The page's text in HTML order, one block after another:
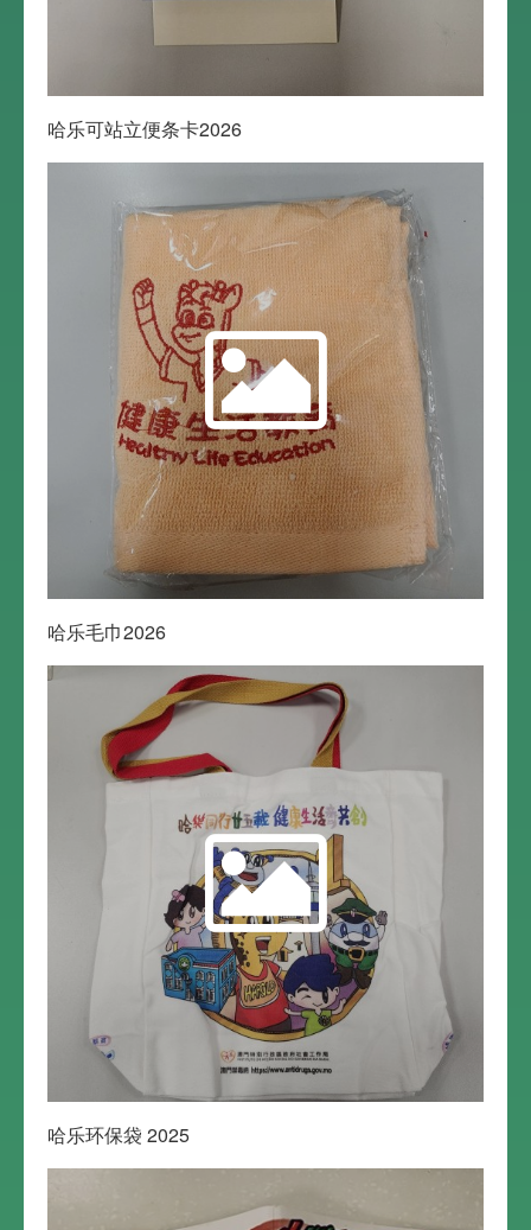
哈乐可站立便条卡2026
哈乐毛巾2026
哈乐环保袋 2025